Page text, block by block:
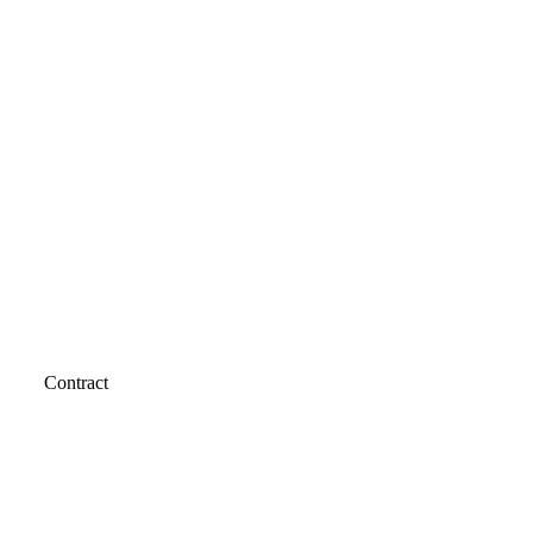
Contract